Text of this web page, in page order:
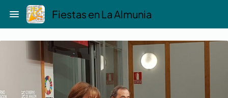
contenido
menu Fiestas en La Almunia